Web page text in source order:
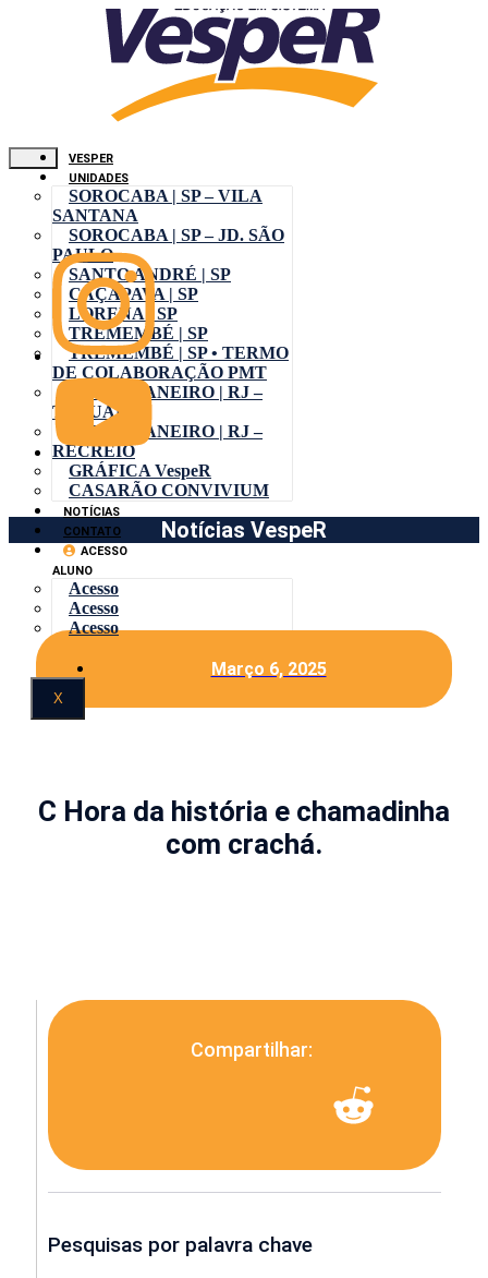
VESPER
UNIDADES
SOROCABA | SP – VILA
SANTANA
SOROCABA | SP – JD. SÃO
PAULO
SANTO ANDRÉ | SP
CAÇAPAVA | SP
LORENA | SP
TREMEMBÉ | SP
TREMEMBÉ | SP • TERMO
DE COLABORAÇÃO PMT
RIO DE JANEIRO | RJ –
TAQUARA
RIO DE JANEIRO | RJ –
RECREIO
GRÁFICA VespeR
CASARÃO CONVIVIUM
NOTÍCIAS
CONTATO
ACESSO
ALUNO
Acesso
Acesso
Acesso
X
Notícias VespeR
Março 6, 2025
C Hora da história e chamadinha
com crachá.
Compartilhar:
Pesquisas por palavra chave